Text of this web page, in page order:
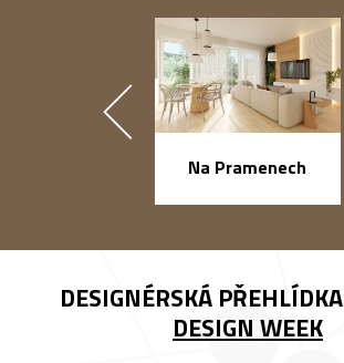
Na Pramenech
DESIGNÉRSKÁ PŘEHLÍDKA
DESIGN WEEK